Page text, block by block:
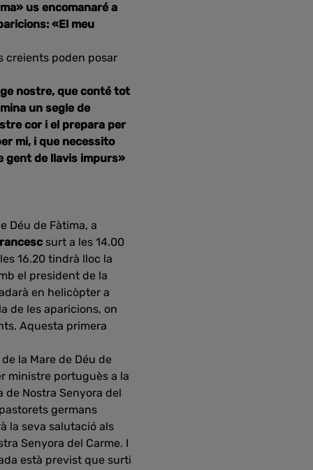
us encomanaré a
«El meu
creients poden posar
nostre, que conté tot
un segle de
cor i el prepara per
mi, i que necessito
gent de llavis impurs»
Déu de Fàtima, a
surt a les 14.00
16.20 tindrà lloc la
el president de la
en helicòpter a
de les aparicions, on
Aquesta primera
la Mare de Déu de
ministre portuguès a la
de Nostra Senyora del
germans
la seva salutació als
Senyora del Carme. I
està previst que surti